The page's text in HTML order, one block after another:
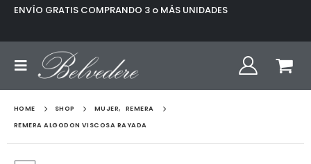
ENVÍO GRATIS COMPRANDO 3 o MÁS UNIDADES
HOME SHOP MUJER,
REMERA
REMERA ALGODON VISCOSA RAYADA